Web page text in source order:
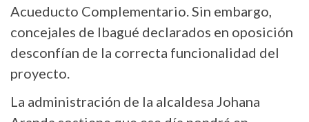
Acueducto Complementario. Sin embargo,
concejales de Ibagué declarados en oposición
desconfían de la correcta funcionalidad del
proyecto.
La administración de la alcaldesa Johana